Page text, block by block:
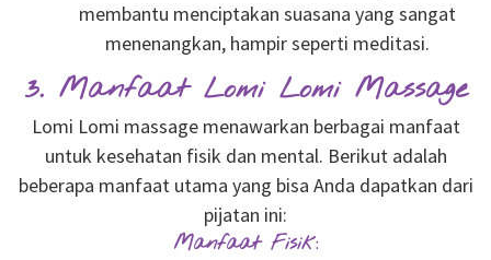
membantu menciptakan suasana yang sangat
menenangkan, hampir seperti meditasi.
3. Manfaat Lomi Lomi Massage
Lomi Lomi massage menawarkan berbagai manfaat
untuk kesehatan fisik dan mental. Berikut adalah
beberapa manfaat utama yang bisa Anda dapatkan dari
pijatan ini:
Manfaat Fisik: